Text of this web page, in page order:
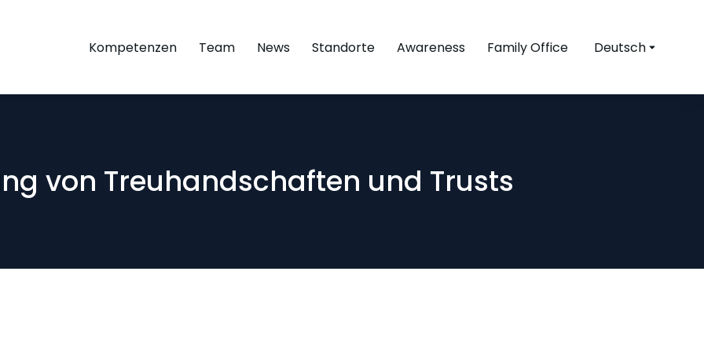
Kompetenzen Team News Standorte Awareness Family Office Deutsch
von Treuhandschaften und Trusts